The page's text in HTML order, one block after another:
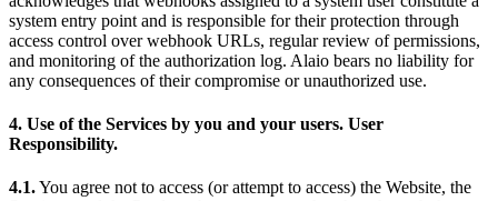
system entry point and is responsible for their protection through
access control over webhook URLs, regular review of permissions,
and monitoring of the authorization log. Alaio bears no liability for
any consequences of their compromise or unauthorized use.
4. Use of the Services by you and your users. User
Responsibility.
4.1.You agree not to access (or attempt to access) the Website, the